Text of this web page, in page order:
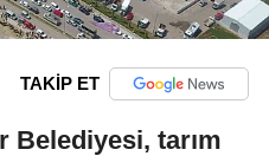
TAKİP ET
Belediyesi, tarım